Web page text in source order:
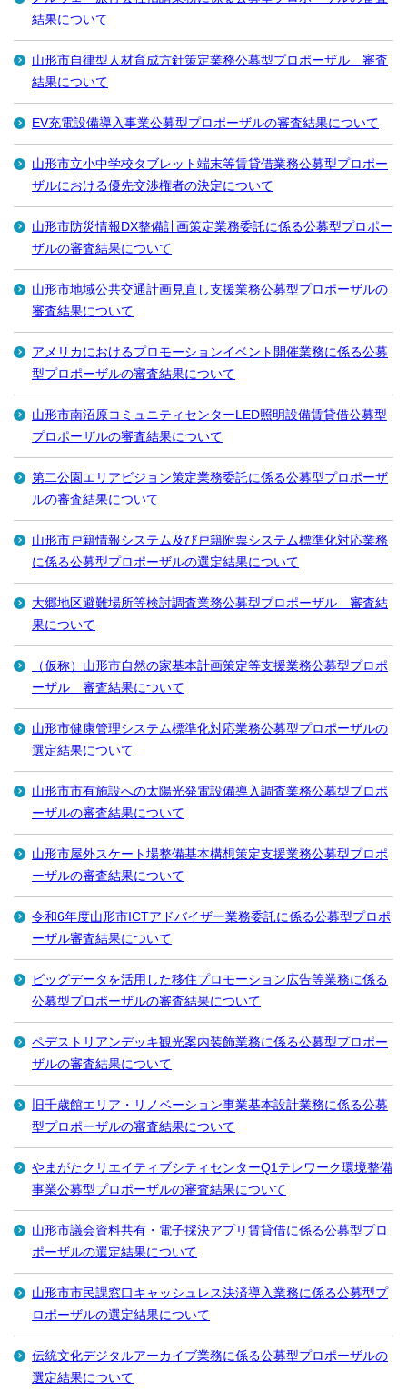
結果について
山形市自律型人材育成方針策定業務公募型プロポーザル 審査
結果について
EV充電設備導入事業公募型プロポーザルの審査結果について
山形市立小中学校タブレット端末等賃貸借業務公募型プロポー
ザルにおける優先交渉権者の決定について
山形市防災情報DX整備計画策定業務委託に係る公募型プロポー
ザルの審査結果について
山形市地域公共交通計画見直し支援業務公募型プロポーザルの
審査結果について
アメリカにおけるプロモーションイベント開催業務に係る公募
型プロポーザルの審査結果について
山形市南沼原コミュニティセンターLED照明設備賃貸借公募型
プロポーザルの審査結果について
第二公園エリアビジョン策定業務委託に係る公募型プロポーザ
ルの審査結果について
山形市戸籍情報システム及び戸籍附票システム標準化対応業務
に係る公募型プロポーザルの選定結果について
大郷地区避難場所等検討調査業務公募型プロポーザル 審査結
果について
（仮称）山形市自然の家基本計画策定等支援業務公募型プロポ
ーザル 審査結果について
山形市健康管理システム標準化対応業務公募型プロポーザルの
選定結果について
山形市市有施設への太陽光発電設備導入調査業務公募型プロポ
ーザルの審査結果について
山形市屋外スケート場整備基本構想策定支援業務公募型プロポ
ーザルの審査結果について
令和6年度山形市ICTアドバイザー業務委託に係る公募型プロポ
ーザル審査結果について
ビッグデータを活用した移住プロモーション広告等業務に係る
公募型プロポーザルの審査結果について
ペデストリアンデッキ観光案内装飾業務に係る公募型プロポー
ザルの審査結果について
旧千歳館エリア・リノベーション事業基本設計業務に係る公募
型プロポーザルの審査結果について
やまがたクリエイティブシティセンターQ1テレワーク環境整備
事業公募型プロポーザルの審査結果について
山形市議会資料共有・電子採決アプリ賃貸借に係る公募型プロ
ポーザルの選定結果について
山形市市民課窓口キャッシュレス決済導入業務に係る公募型プ
ロポーザルの選定結果について
伝統文化デジタルアーカイブ業務に係る公募型プロポーザルの
選定結果について